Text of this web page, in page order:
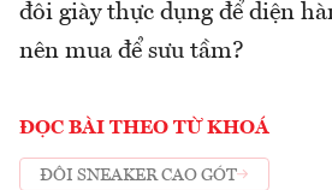
đôi giày thực dụng để diện
nên mua để sưu tầm?
ĐỌC BÀI THEO TỪ KHOÁ
ĐÔI SNEAKER CAO GÓT